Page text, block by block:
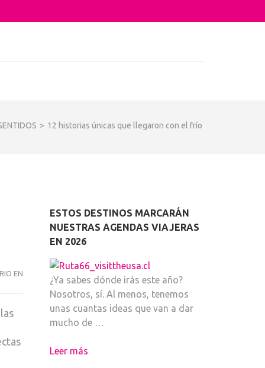
> 12 historias únicas que llegaron con el frío
EN
HISTORIAS
ESTOS DESTINOS MARCARÁN
NUESTRAS AGENDAS VIAJERAS
EN 2026
¿Ya sabes dónde irás este año?
Nosotros, sí. Al menos, tenemos
unas cuantas ideas que van a dar
mucho de …
Leer más